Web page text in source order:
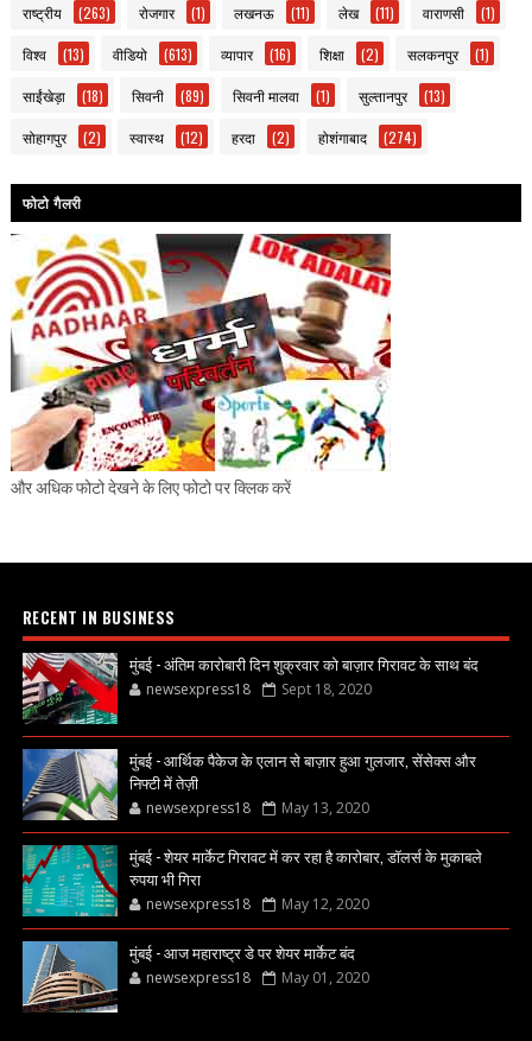
राष्ट्रीय (263) रोजगार (1) लखनऊ (11) लेख (11) वाराणसी (1)
विश्व (13) वीडियो (613) व्यापार (16) शिक्षा (2) सलकनपुर (1)
साईंखेड़ा (18) सिवनी (89) सिवनी मालवा (1) सुल्तानपुर (13)
सोहागपुर (2) स्वास्थ (12) हरदा (2) होशंगाबाद (274)
फोटो गैलरी
और अधिक फोटो देखने के लिए फोटो पर क्लिक करें
RECENT IN BUSINESS
मुंबई - अंतिम कारोबारी दिन शुक्रवार को बाज़ार गिरावट के साथ बंद
newsexpress18 Sept 18, 2020
मुंबई - आर्थिक पैकेज के एलान से बाज़ार हुआ गुलजार, सेंसेक्स और
निफ्टी में तेज़ी
newsexpress18 May 13, 2020
मुंबई - शेयर मार्केट गिरावट में कर रहा है कारोबार, डॉलर्स के मुकाबले
रुपया भी गिरा
newsexpress18 May 12, 2020
मुंबई - आज महाराष्ट्र डे पर शेयर मार्केट बंद
newsexpress18 May 01, 2020